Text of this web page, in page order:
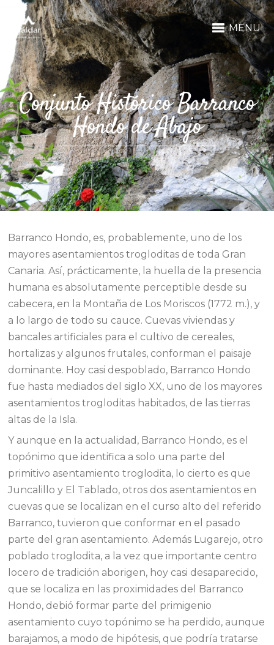
MENU
Conjunto Histórico Barranco
Hondo de Abajo
Barranco Hondo, es, probablemente, uno de los
mayores asentamientos trogloditas de toda Gran
Canaria. Así, prácticamente, la huella de la presencia
humana es absolutamente perceptible desde su
cabecera, en la Montaña de Los Moriscos (1772 m.), y
a lo largo de todo su cauce. Cuevas viviendas y
bancales artificiales para el cultivo de cereales,
hortalizas y algunos frutales, conforman el paisaje
dominante. Hoy casi despoblado, Barranco Hondo
fue hasta mediados del siglo XX, uno de los mayores
asentamientos trogloditas habitados, de las tierras
altas de la Isla.
Y aunque en la actualidad, Barranco Hondo, es el
topónimo que identifica a solo una parte del
primitivo asentamiento troglodita, lo cierto es que
Juncalillo y El Tablado, otros dos asentamientos en
cuevas que se localizan en el curso alto del referido
Barranco, tuvieron que conformar en el pasado
parte del gran asentamiento. Además Lugarejo, otro
poblado troglodita, a la vez que importante centro
locero de tradición aborigen, hoy casi desaparecido,
que se localiza en las proximidades del Barranco
Hondo, debió formar parte del primigenio
asentamiento cuyo topónimo se ha perdido, aunque
barajamos, a modo de hipótesis, que podría tratarse